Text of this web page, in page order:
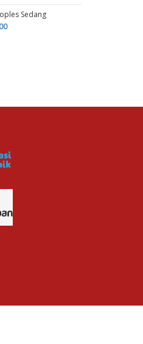
Rp. 72,000.00
Sedang